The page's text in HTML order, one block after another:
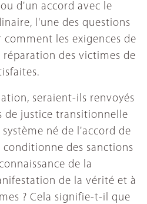
d'un accord avec le
l'une des questions
comment les exigences de
des victimes de
seraient-ils renvoyés
de justice transitionnelle
né de l'accord de
conditionne des sanctions
de la
de la vérité et à
? Cela signifie-t-il que